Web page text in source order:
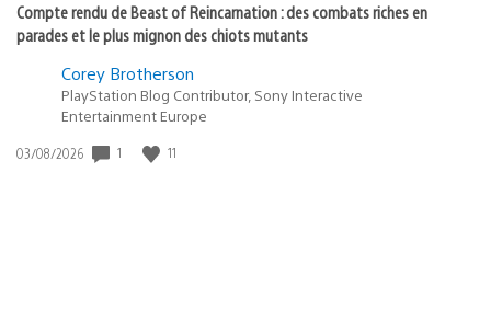
Compte rendu de Beast of Reincarnation : des combats riches en
parades et le plus mignon des chiots mutants
Corey Brotherson
PlayStation Blog Contributor, Sony Interactive
Entertainment Europe
Date
03/08/2026 1 11